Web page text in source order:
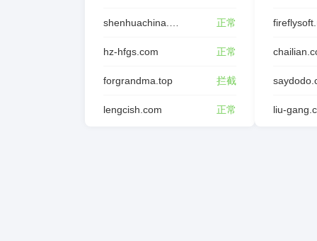
正常
hz-hfgs.com 正常
forgrandma.top 拦截
lengcish.com 正常 liu-